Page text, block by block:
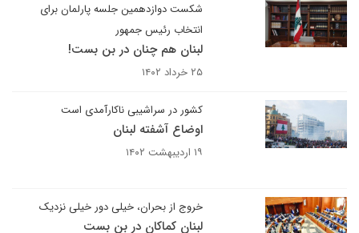
شکست دوازدهمین جلسه پارلمان برای
انتخاب رئیس جمهور
لبنان هم چنان در بن بست!
۲۵ خرداد ۱۴۰۲
کشور در سراشیبی ناکارآمدی است
اوضاع آشفته لبنان
۱۹ اردیبهشت ۱۴۰۲
خروج از بحران، خیلی دور خیلی نزدیک
لبنان کماکان در بن بست